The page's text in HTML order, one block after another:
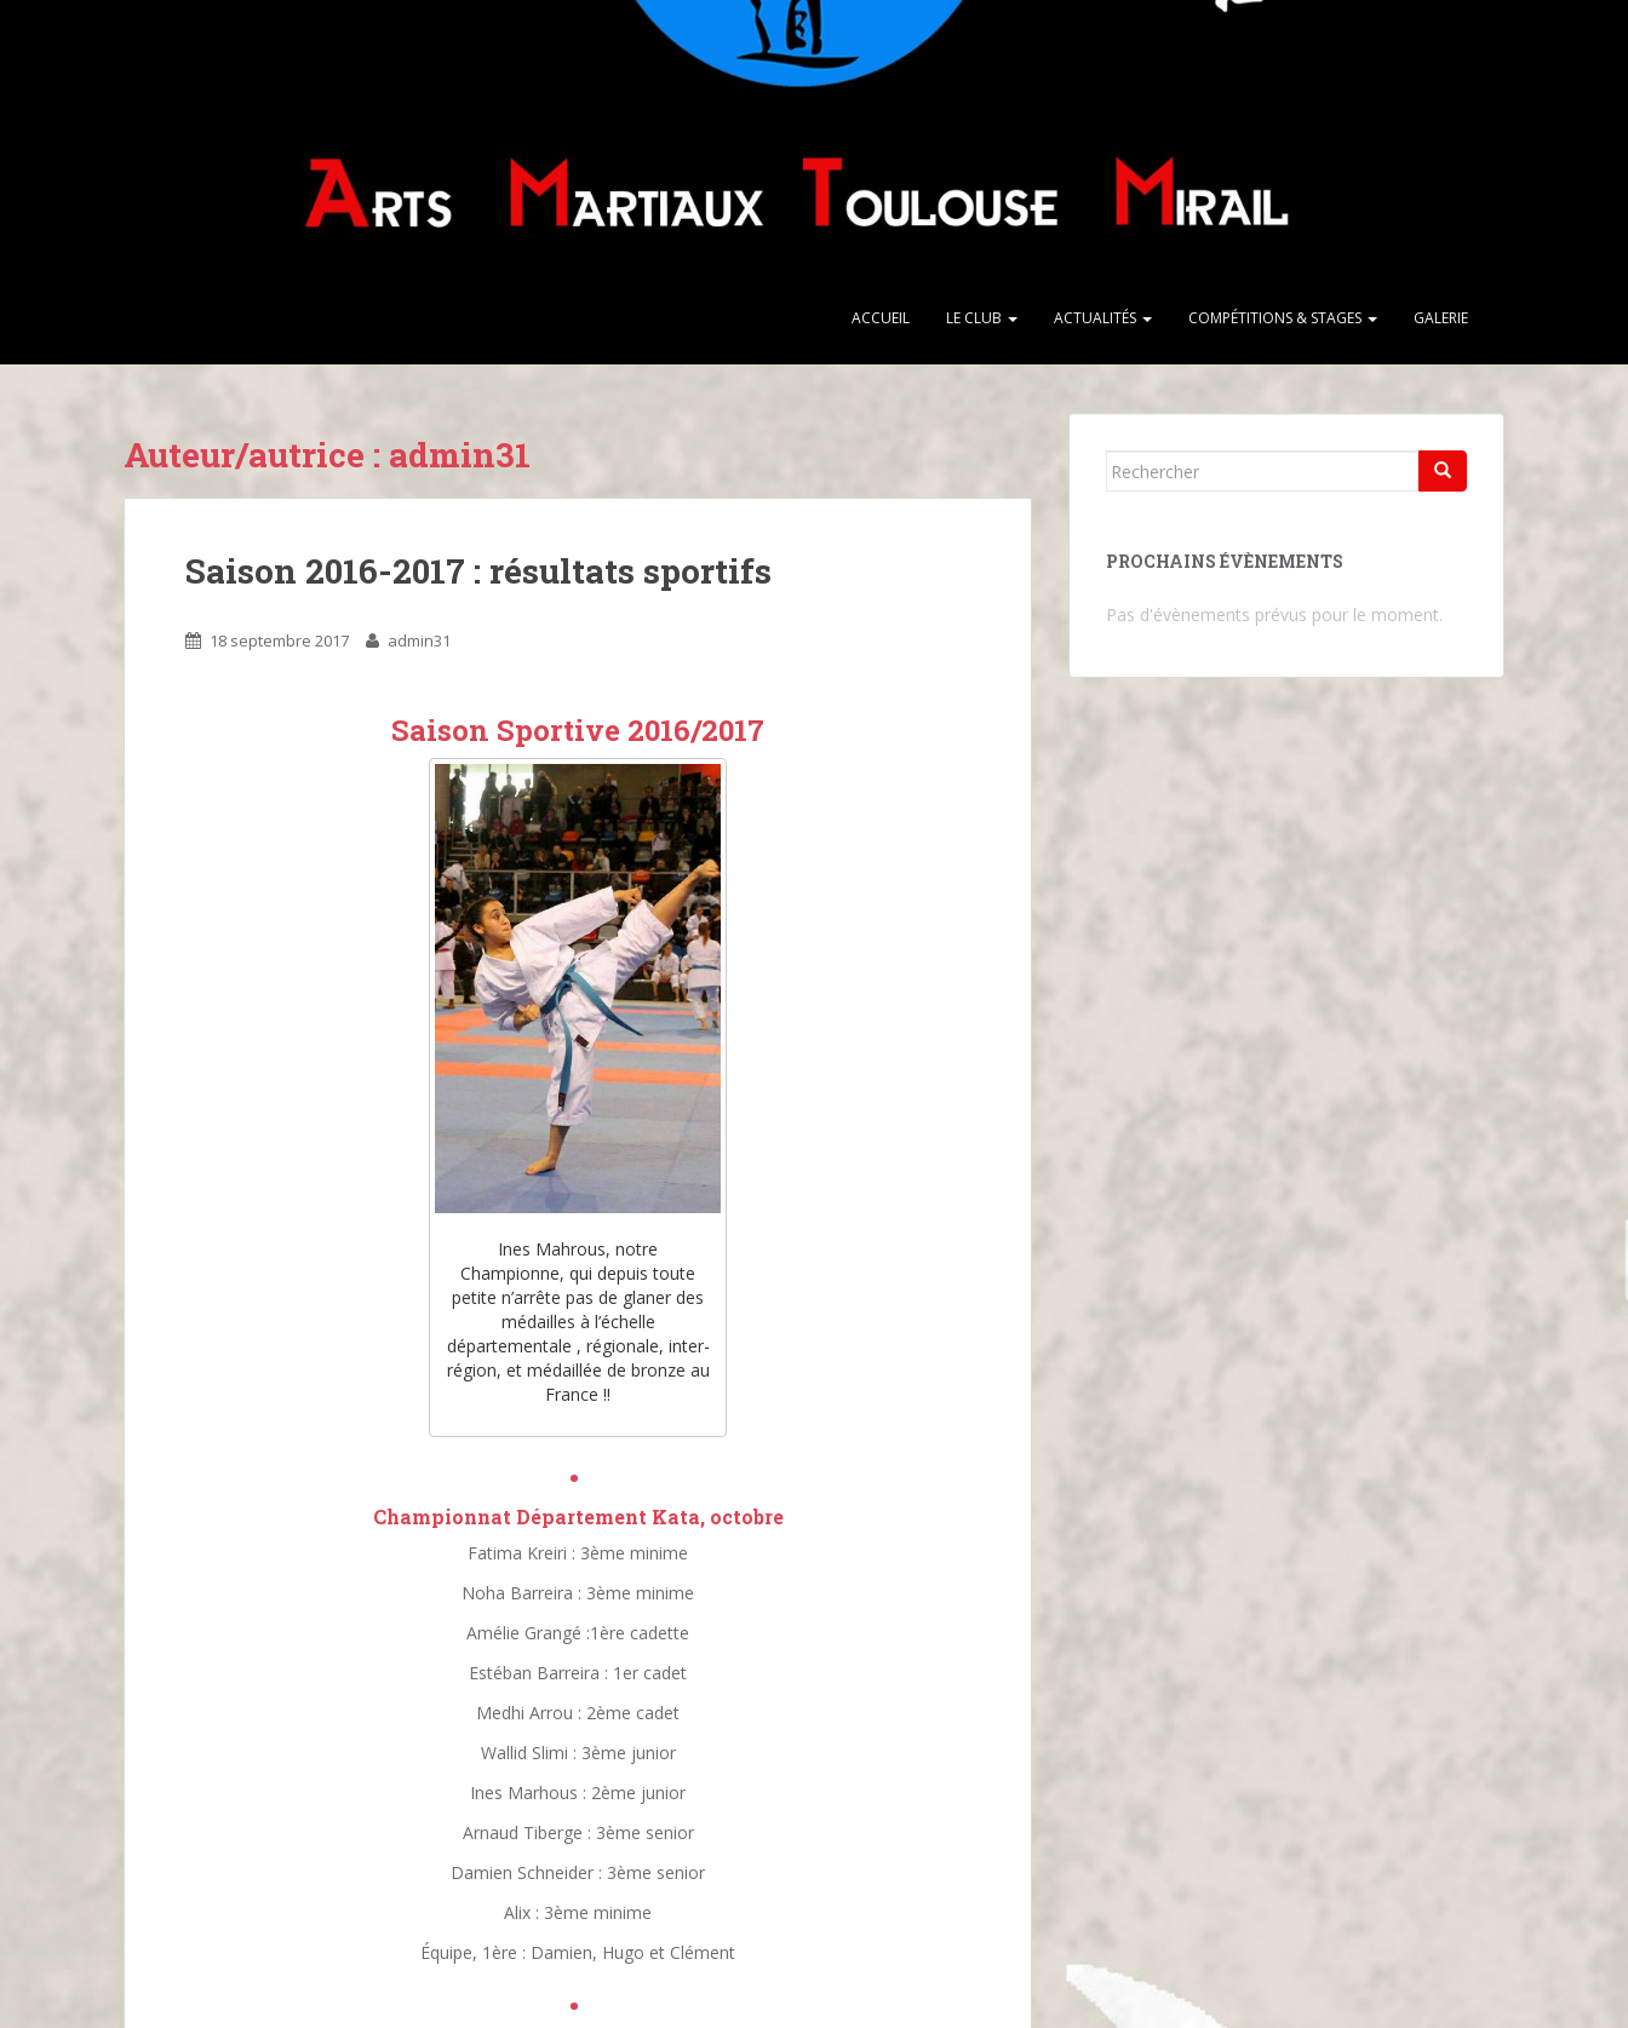
ACCUEIL LE CLUB ACTUALITÉS COMPÉTITIONS & STAGES GALERIE
Auteur/autrice : admin31
Saison 2016-2017 : résultats sportifs
18 septembre 2017 admin31
Saison Sportive 2016/2017
Ines Mahrous, notre
Championne, qui depuis toute
petite n’arrête pas de glaner des
médailles à l’échelle
départementale , régionale, inter-
région, et médaillée de bronze au
France !!
•
Championnat Département Kata, octobre
Fatima Kreiri : 3ème minime
Noha Barreira : 3ème minime
Amélie Grangé :1ère cadette
Estéban Barreira : 1er cadet
Medhi Arrou : 2ème cadet
Wallid Slimi : 3ème junior
Ines Marhous : 2ème junior
Arnaud Tiberge : 3ème senior
Damien Schneider : 3ème senior
Alix : 3ème minime
Équipe, 1ère : Damien, Hugo et Clément
•
Rechercher...
PROCHAINS ÉVÈNEMENTS
Pas d'évènements prévus pour le moment.